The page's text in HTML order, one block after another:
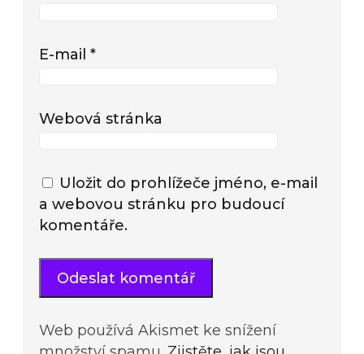
E-mail *
Webová stránka
Uložit do prohlížeče jméno, e-mail
a webovou stránku pro budoucí
komentáře.
Web používá Akismet ke snížení